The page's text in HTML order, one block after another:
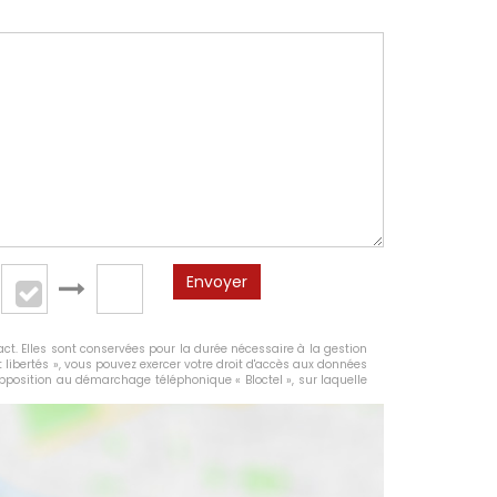
Envoyer
Elles sont conservées pour la durée nécessaire à la gestion
», vous pouvez exercer votre droit d'accès aux données
au démarchage téléphonique « Bloctel », sur laquelle